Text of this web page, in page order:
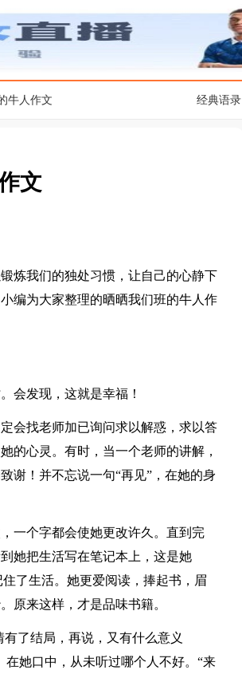
牛人作文 经典语录
文
我们的独处习惯，让自己的心静下
编为大家整理的晒晒我们班的牛人作
发现，这就是幸福！
找老师加已询问求以解惑，求以答
的心灵。有时，当一个老师的讲解，
谢！并不忘说一句“再见”，在她的身
个字都会使她更改许久。直到完
她把生活写在笔记本上，这是她
了生活。她更爱阅读，捧起书，眉
原来这样，才是品味书籍。
了结局，再说，又有什么意义
她口中，从未听过哪个人不好。“来